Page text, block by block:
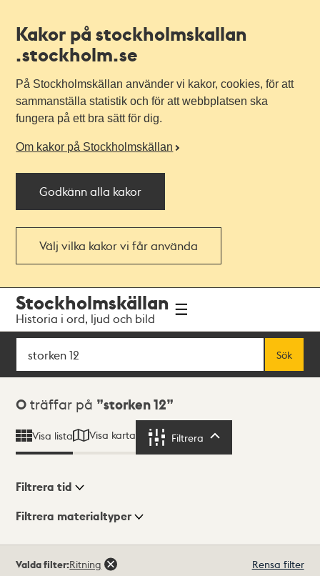
Kakor på stockholmskallan
.stockholm.se
På Stockholmskällan använder vi kakor, cookies, för att
sammanställa statistik och för att webbplatsen ska
fungera på ett bra sätt för dig.
Om kakor på Stockholmskällan
Godkänn alla kakor
Välj vilka kakor vi får använda
navigationen
huvudinnehållet
Stockholmskällan
Historia i ord, ljud och bild
Sök
Sök
Sökresultat
0 träffar på storken 12
Visa lista Visa karta Filtrera
Visningsläge
Filtrera tid
Filtrera materialtyper
träffar
Valda filter:Ritning Rensa filter